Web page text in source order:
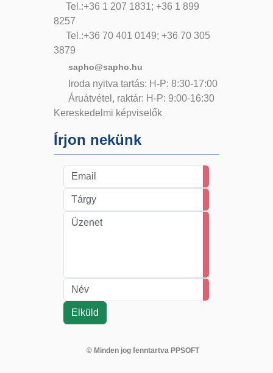
Tel.:+36 1 207 1831; +36 1 899
8257
Tel.:+36 70 401 0149; +36 70 305
3879
sapho@sapho.hu
Iroda nyitva tartás: H-P: 8:30-17:00
Áruátvétel, raktár: H-P: 9:00-16:30
Kereskedelmi képviselők
Írjon nekünk
© Minden jog fenntartva PPSOFT